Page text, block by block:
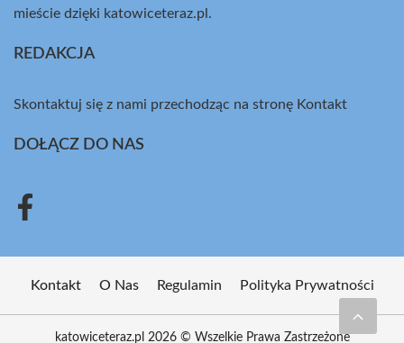
mieście dzięki katowiceteraz.pl.
REDAKCJA
Skontaktuj się z nami przechodząc na stronę Kontakt
DOŁĄCZ DO NAS
Kontakt O Nas Regulamin Polityka Prywatności
katowiceteraz.pl 2026 © Wszelkie Prawa Zastrzeżone